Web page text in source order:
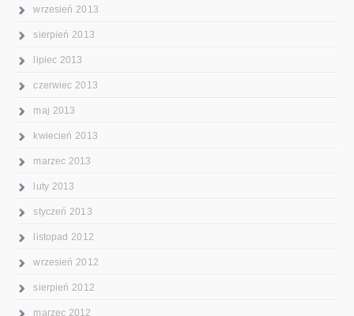
wrzesień 2013
sierpień 2013
lipiec 2013
czerwiec 2013
maj 2013
kwiecień 2013
marzec 2013
luty 2013
styczeń 2013
listopad 2012
wrzesień 2012
sierpień 2012
marzec 2012